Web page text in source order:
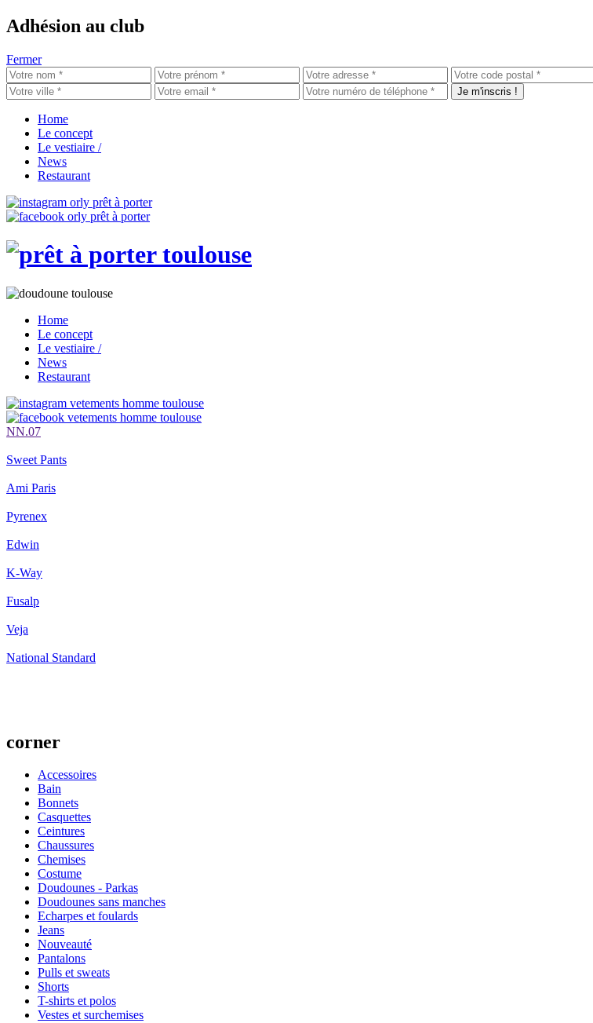
Adhésion au club
Fermer
Home
Le concept
Le vestiaire /
News
Restaurant
Home
Le concept
Le vestiaire /
News
Restaurant
NN.07
Sweet Pants
Ami Paris
Pyrenex
Edwin
K-Way
Fusalp
Veja
National Standard
corner
Accessoires
Bain
Bonnets
Casquettes
Ceintures
Chaussures
Chemises
Costume
Doudounes - Parkas
Doudounes sans manches
Echarpes et foulards
Jeans
Nouveauté
Pantalons
Pulls et sweats
Shorts
T-shirts et polos
Vestes et surchemises